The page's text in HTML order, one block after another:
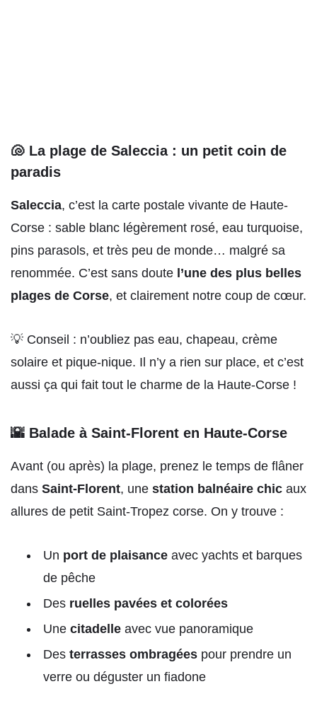
🐚 La plage de Saleccia : un petit coin de
paradis
Saleccia, c’est la carte postale vivante de Haute-
Corse : sable blanc légèrement rosé, eau turquoise,
pins parasols, et très peu de monde… malgré sa
renommée. C’est sans doute l’une des plus belles
plages de Corse, et clairement notre coup de cœur.
💡 Conseil : n’oubliez pas eau, chapeau, crème
solaire et pique-nique. Il n’y a rien sur place, et c’est
aussi ça qui fait tout le charme de la Haute-Corse !
🌇 Balade à Saint-Florent en Haute-Corse
Avant (ou après) la plage, prenez le temps de flâner
dans Saint-Florent, une station balnéaire chic aux
allures de petit Saint-Tropez corse. On y trouve :
Un port de plaisance avec yachts et barques
de pêche
Des ruelles pavées et colorées
Une citadelle avec vue panoramique
Des terrasses ombragées pour prendre un
verre ou déguster un fiadone